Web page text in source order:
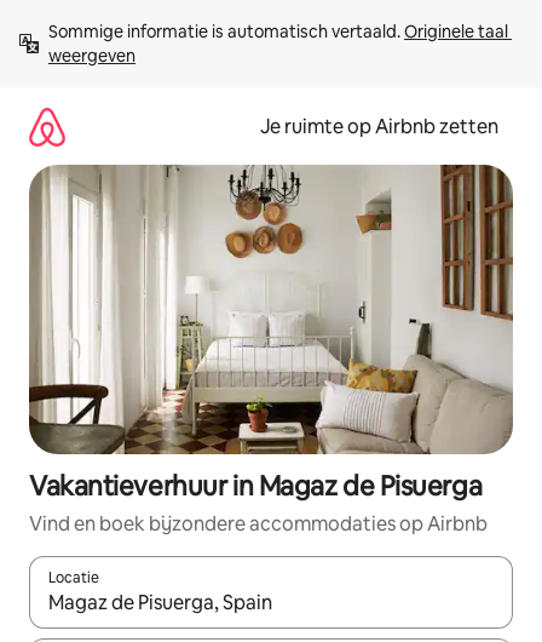
direct
naar
Sommige informatie is automatisch vertaald. Originele taal
weergeven
Je ruimte op Airbnb zetten
Vakantieverhuur in Magaz de Pisuerga
Vind en boek bijzondere accommodaties op Airbnb
Locatie
Wanneer er suggesties beschikbaar zijn, maak je een keuze